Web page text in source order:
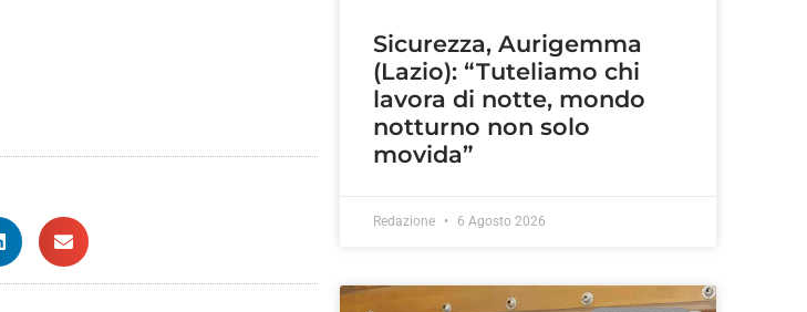
Sicurezza, Aurigemma
(Lazio): “Tuteliamo chi
lavora di notte, mondo
notturno non solo
movida”
Redazione 6 Agosto 2026